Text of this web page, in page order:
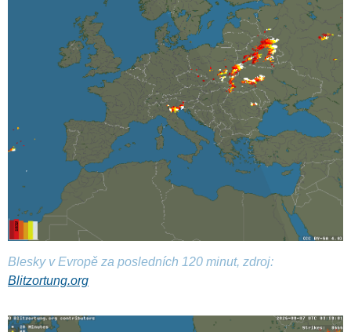
Blesky v Evropě za posledních 120 minut, zdroj:
Blitzortung.org